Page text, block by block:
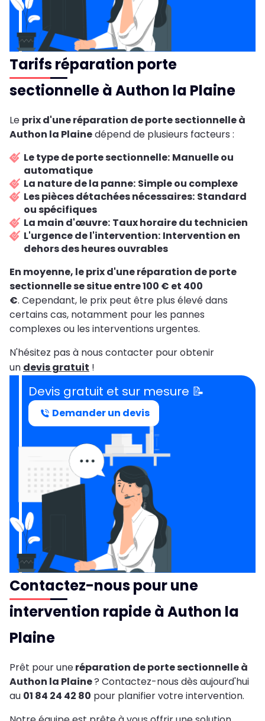
Tarifs réparation porte
sectionnelle à Authon la Plaine
Le prix d'une réparation de porte sectionnelle à
Authon la Plainedépend de plusieurs facteurs :
Le type de porte sectionnelle: Manuelle ou
automatique
La nature de la panne: Simple ou complexe
Les pièces détachées nécessaires: Standard
ou spécifiques
La main d'œuvre: Taux horaire du technicien
L'urgence de l'intervention: Intervention en
dehors des heures ouvrables
En moyenne, le prix d'une réparation de porte
sectionnelle se situe entre 100 € et 400
€. Cependant, le prix peut être plus élevé dans
certains cas, notamment pour les pannes
complexes ou les interventions urgentes.
N'hésitez pas à nous contacter pour obtenir
un devis gratuit !
Devis gratuit et sur mesure 📝
Demander un devis
Contactez-nous pour une
intervention rapide à Authon la
Plaine
Prêt pour uneréparation de porte sectionnelle à
Authon la Plaine? Contactez-nous dès aujourd'hui
au 01 84 24 42 80 pour planifier votre intervention.